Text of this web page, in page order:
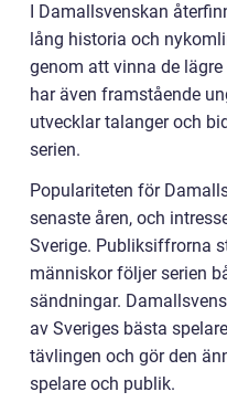
I Damallsvenskan
lång historia och
genom att vinna de
har även framstående
utvecklar talanger och
serien.
Populariteten för
senaste åren, och
Sverige. Publiksiffrorna
människor följer serien
sändningar.
av Sveriges bästa
tävlingen och gör den
spelare och publik.